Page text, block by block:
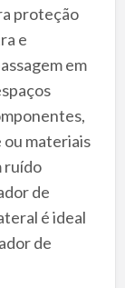
proteção
e
em
materiais
ruído
de
é ideal
de